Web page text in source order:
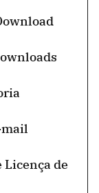
mail
Licença de